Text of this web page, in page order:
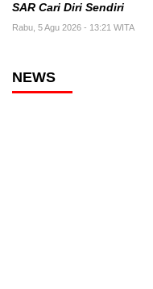
SAR Cari Diri Sendiri
Rabu, 5 Agu 2026 - 13:21 WITA
NEWS